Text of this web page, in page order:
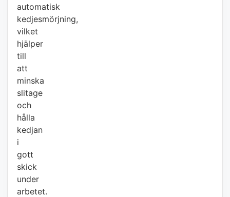
automatisk
kedjesmörjning,
vilket
hjälper
till
att
minska
slitage
och
hålla
kedjan
i
gott
skick
under
arbetet.